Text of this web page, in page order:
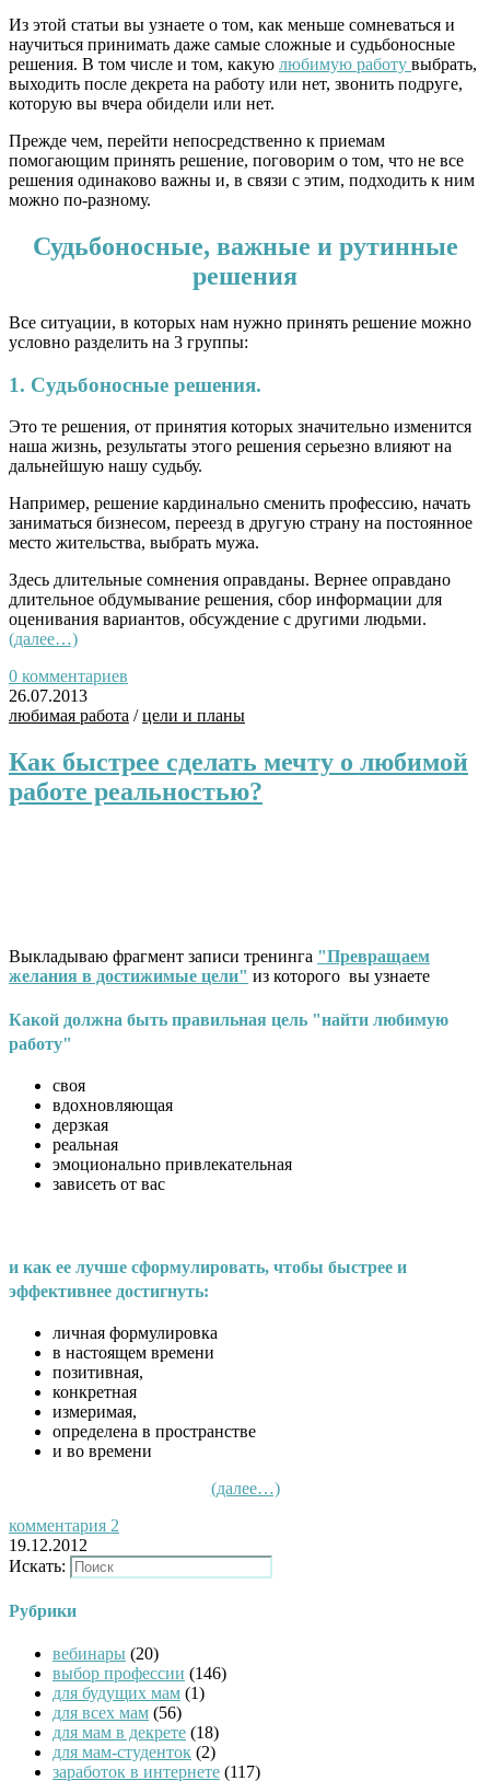
Из этой статьи вы узнаете о том, как меньше сомневаться и
научиться принимать даже самые сложные и судьбоносные
решения. В том числе и том, какую любимую работу выбрать,
выходить после декрета на работу или нет, звонить подруге,
которую вы вчера обидели или нет.
Прежде чем, перейти непосредственно к приемам
помогающим принять решение, поговорим о том, что не все
решения одинаково важны и, в связи с этим, подходить к ним
можно по-разному.
Судьбоносные, важные и рутинные
решения
Все ситуации, в которых нам нужно принять решение можно
условно разделить на 3 группы:
1. Судьбоносные решения.
Это те решения, от принятия которых значительно изменится
наша жизнь, результаты этого решения серьезно влияют на
дальнейшую нашу судьбу.
Например, решение кардинально сменить профессию, начать
заниматься бизнесом, переезд в другую страну на постоянное
место жительства, выбрать мужа.
Здесь длительные сомнения оправданы. Вернее оправдано
длительное обдумывание решения, сбор информации для
оценивания вариантов, обсуждение с другими людьми.
(далее…)
0 комментариев
26.07.2013
любимая работа /цели и планы
Как быстрее сделать мечту о любимой
работе реальностью?
Выкладываю фрагмент записи тренинга "Превращаем
желания в достижимые цели" из которого вы узнаете
Какой должна быть правильная цель "найти любимую
работу"
своя
вдохновляющая
дерзкая
реальная
эмоционально привлекательная
зависеть от вас
и как ее лучше сформулировать, чтобы быстрее и
эффективнее достигнуть:
личная формулировка
в настоящем времени
позитивная,
конкретная
измеримая,
определена в пространстве
и во времени
(далее…)
комментария 2
19.12.2012
Искать:
Рубрики
вебинары (20)
выбор профессии (146)
для будущих мам (1)
для всех мам (56)
для мам в декрете (18)
для мам-студенток (2)
заработок в интернете (117)